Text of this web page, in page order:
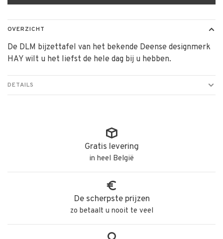
OVERZICHT
De DLM bijzettafel van het bekende Deense designmerk
HAY wilt u het liefst de hele dag bij u hebben.
DETAILS
Gratis levering
in heel België
De scherpste prijzen
zo betaalt u nooit te veel